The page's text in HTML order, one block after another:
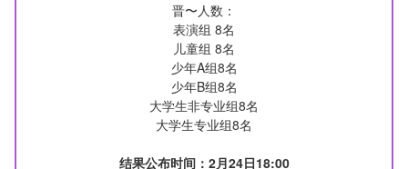
晋〜人数：
表演组 8名
儿童组 8名
少年A组8名
少年B组8名
大学生非专业组8名
大学生专业组8名
结果公布时间：2月24日18:00